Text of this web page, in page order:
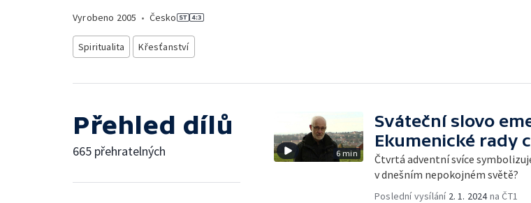
Vyrobeno 2005 • Česko
Spiritualita Křesťanství
Přehled dílů
665 přehratelných 6 min
Sváteční slovo
Ekumenické rady
Čtvrtá adventní svíce
v dnešním nepokojném světě?
Poslední vysílání 2. 1. 2024na ČT1